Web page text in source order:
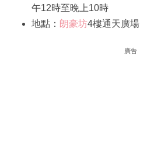
午12時至晚上10時
地點： 朗豪坊4樓通天廣場
廣告